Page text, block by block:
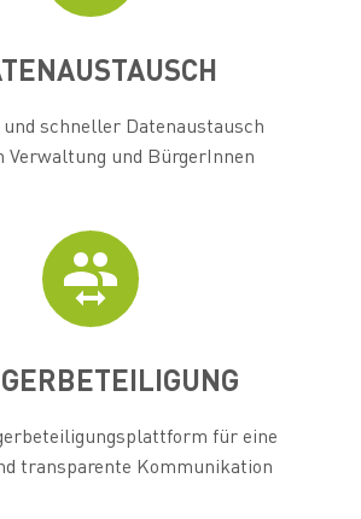
schneller Datenaustausch
Verwaltung und BürgerInnen


für eine
transparente Kommunikation